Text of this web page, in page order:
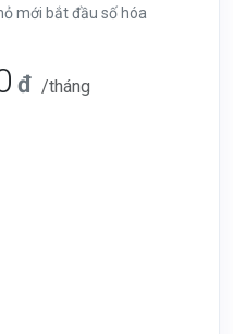
mới bắt đầu số hóa
đ /tháng